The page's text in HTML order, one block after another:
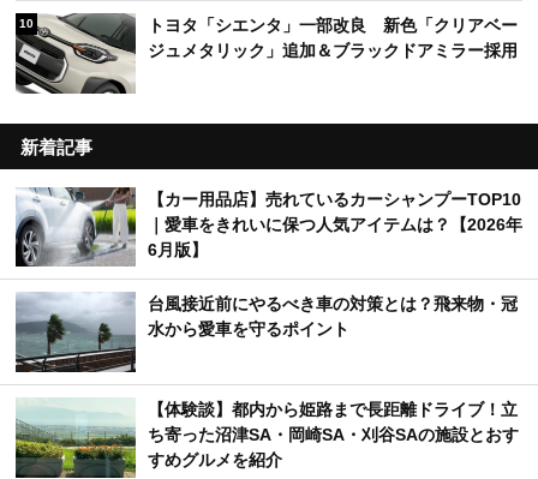
10
トヨタ「シエンタ」一部改良 新色「クリアベー
ジュメタリック」追加＆ブラックドアミラー採用
新着記事
【カー用品店】売れているカーシャンプーTOP10
｜愛車をきれいに保つ人気アイテムは？【2026年
6月版】
台風接近前にやるべき車の対策とは？飛来物・冠
水から愛車を守るポイント
【体験談】都内から姫路まで長距離ドライブ！立
ち寄った沼津SA・岡崎SA・刈谷SAの施設とおす
すめグルメを紹介